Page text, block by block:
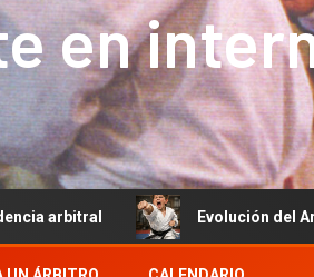
en
Evolución del Arbitraje de